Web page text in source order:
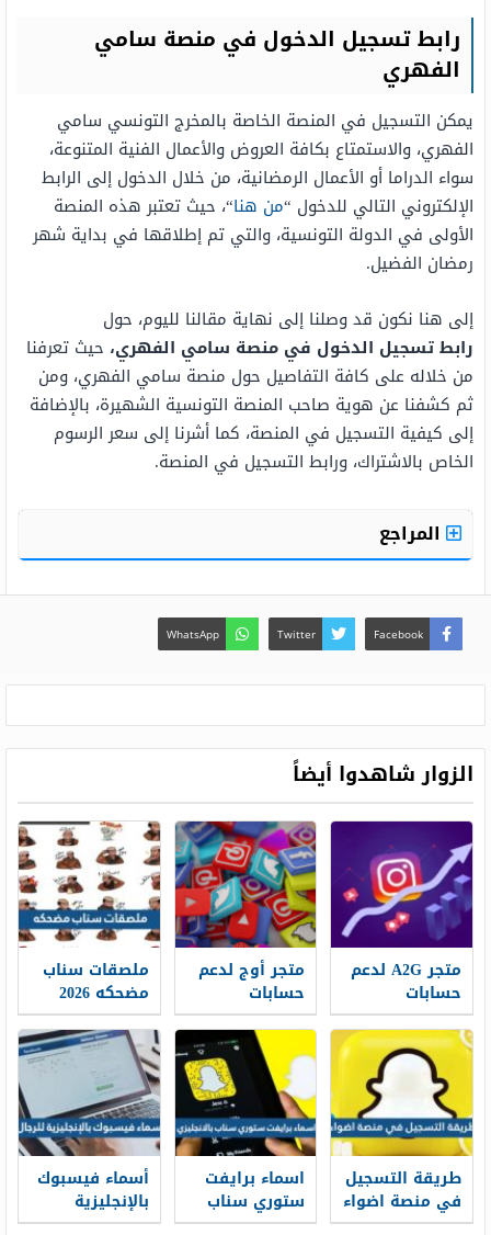
رابط تسجيل الدخول في منصة سامي
الفهري
يمكن التسجيل في المنصة الخاصة بالمخرج التونسي سامي
الفهري، والاستمتاع بكافة العروض والأعمال الفنية المتنوعة،
سواء الدراما أو الأعمال الرمضانية، من خلال الدخول إلى الرابط
الإلكتروني التالي للدخول “من هنا“، حيث تعتبر هذه المنصة
الأولى في الدولة التونسية، والتي تم إطلاقها في بداية شهر
رمضان الفضيل.
إلى هنا نكون قد وصلنا إلى نهاية مقالنا لليوم، حول
رابطتسجيل الدخول في منصة سامي الفهري، حيث تعرفنا
من خلاله على كافة التفاصيل حول منصة سامي الفهري، ومن
ثم كشفنا عن هوية صاحب المنصة التونسية الشهيرة، بالإضافة
إلى كيفية التسجيل في المنصة، كما أشرنا إلى سعر الرسوم
الخاص بالاشتراك، ورابط التسجيل في المنصة.
المراجع
Facebook
Twitter
WhatsApp
الزوار شاهدوا أيضاً
متجر A2G لدعم
حسابات
التواصل
الاجتماعي وبناء
حضور رقمي
أكثر قوة
متجر أوج لدعم
حسابات
التواصل
الاجتماعي وبناء
حضور رقمي
أكثر تأثيرًا
ملصقات سناب
مضحكه 2026
طريقة التسجيل
في منصة اضواء
2026
اسماء برايفت
ستوري سناب
بالانجليزي 2026
أسماء فيسبوك
بالإنجليزية
للرجال 2026